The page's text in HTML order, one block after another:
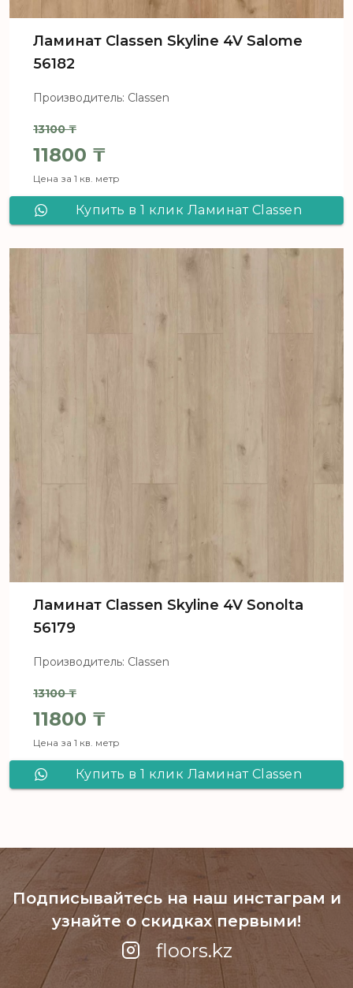
Ламинат Classen Skyline 4V Salome
56182
Производитель: Classen
13100₸
Первоначальная цена
11800 ₸
Текущая цена: 11800 ₸.
Цена за 1 кв. метр
Купить в 1 клик Ламинат Classen
Ламинат Classen Skyline 4V Sonolta
56179
Производитель: Classen
13100₸
Первоначальная цена
11800 ₸
Текущая цена: 11800 ₸.
Цена за 1 кв. метр
Купить в 1 клик Ламинат Classen
Подписывайтесь на наш инстаграм и
узнайте о скидках первыми!
floors.kz